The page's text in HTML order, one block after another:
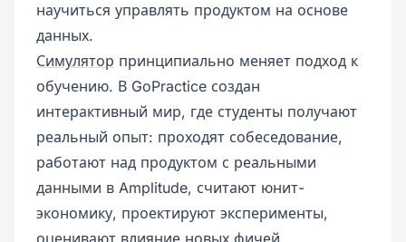
научиться управлять продуктом на основе
данных.
Симулятор принципиально меняет подход к
обучению. В GoPractice создан
интерактивный мир, где студенты получают
реальный опыт: проходят собеседование,
работают над продуктом с реальными
данными в Amplitude, считают юнит-
экономику, проектируют эксперименты,
оценивают влияние новых фичей,